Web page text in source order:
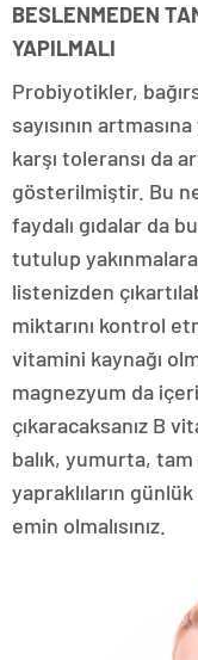
BESLENMEDEN
YAPILMALI
Probiyotikler,
sayısının
karşı toleransı da
gösterilmiştir. Bu
faydalı gıdalar da
tutulup
listenizden
miktarını kontrol
vitamini kaynağı
magnezyum da
çıkaracaksanız B
balık, yumurta,
yapraklıların
emin olmalısınız.